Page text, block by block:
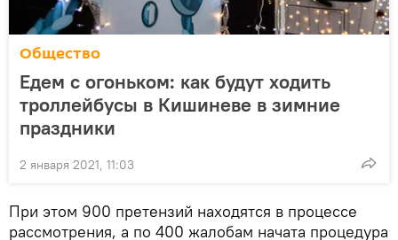
Общество
Едем с огоньком: как будут ходить
троллейбусы в Кишиневе в зимние
праздники
2 января 2021, 11:03
При этом 900 претензий находятся в процессе
рассмотрения, а по 400 жалобам начата процедура